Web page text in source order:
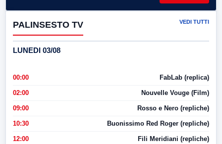
PALINSESTO TV VEDI TUTTI
LUNEDI 03/08
00:00 FabLab (replica)
02:00 Nouvelle Vouge (Film)
09:00 Rosso e Nero (repliche)
10:30 Buonissimo Red Roger (repliche)
12:00 Fili Meridiani (repliche)